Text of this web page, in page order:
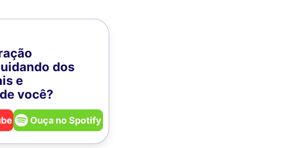
dos
e
você?
Ouça no Spotify